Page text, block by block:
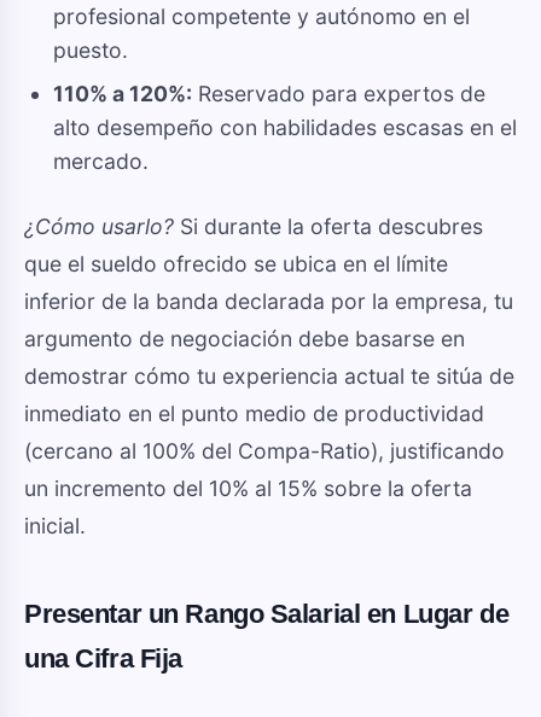
profesional competente y autónomo en el
puesto.
110% a 120%: Reservado para expertos de
alto desempeño con habilidades escasas en el
mercado.
¿Cómo usarlo? Si durante la oferta descubres
que el sueldo ofrecido se ubica en el límite
inferior de la banda declarada por la empresa, tu
argumento de negociación debe basarse en
demostrar cómo tu experiencia actual te sitúa de
inmediato en el punto medio de productividad
(cercano al 100% del Compa-Ratio), justificando
un incremento del 10% al 15% sobre la oferta
inicial.
Presentar un Rango Salarial en Lugar de
una Cifra Fija